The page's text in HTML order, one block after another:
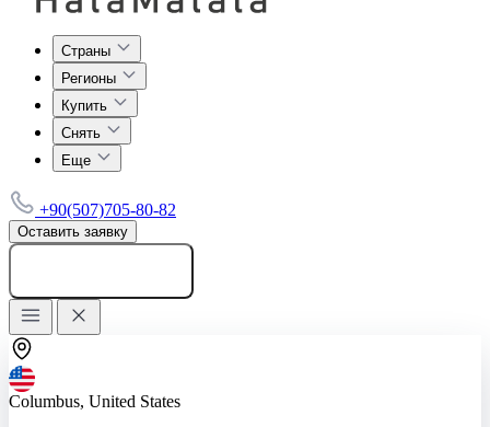
Страны
Регионы
Купить
Снять
Еще
+90(507)705-80-82
Оставить заявку
Columbus, United States